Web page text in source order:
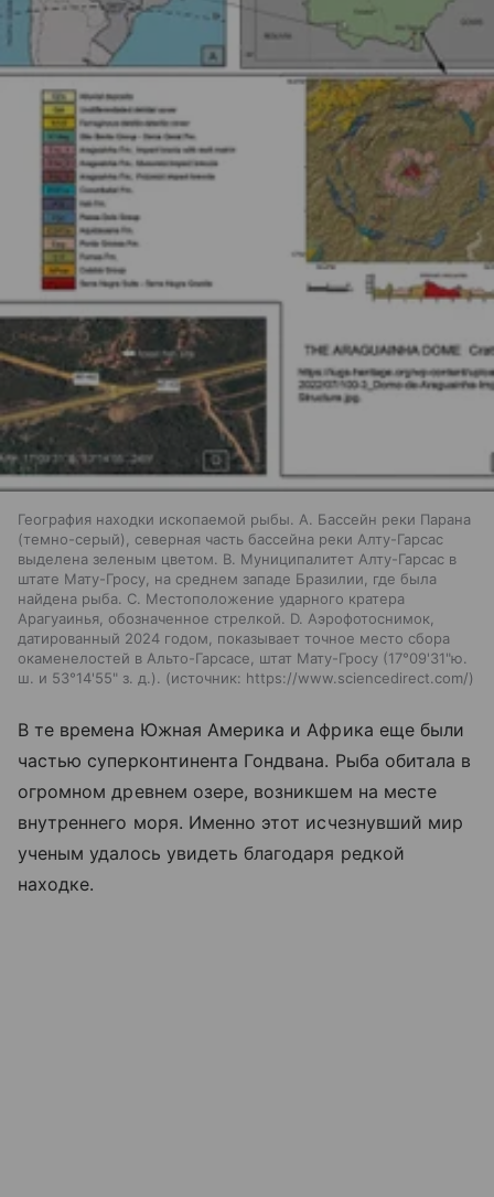
География находки ископаемой рыбы. A. Бассейн реки Парана
(темно-серый), северная часть бассейна реки Алту-Гарсас
выделена зеленым цветом. B. Муниципалитет Алту-Гарсас в
штате Мату-Гросу, на среднем западе Бразилии, где была
найдена рыба. C. Местоположение ударного кратера
Арагуаинья, обозначенное стрелкой. D. Аэрофотоснимок,
датированный 2024 годом, показывает точное место сбора
окаменелостей в Альто-Гарсасе, штат Мату-Гросу (17°09'31"ю.
ш. и 53°14'55" з. д.).
источник: https://www.sciencedirect.com/
В те времена Южная Америка и Африка еще были
частью суперконтинента Гондвана. Рыба обитала в
огромном древнем озере, возникшем на месте
внутреннего моря. Именно этот исчезнувший мир
ученым удалось увидеть благодаря редкой
находке.